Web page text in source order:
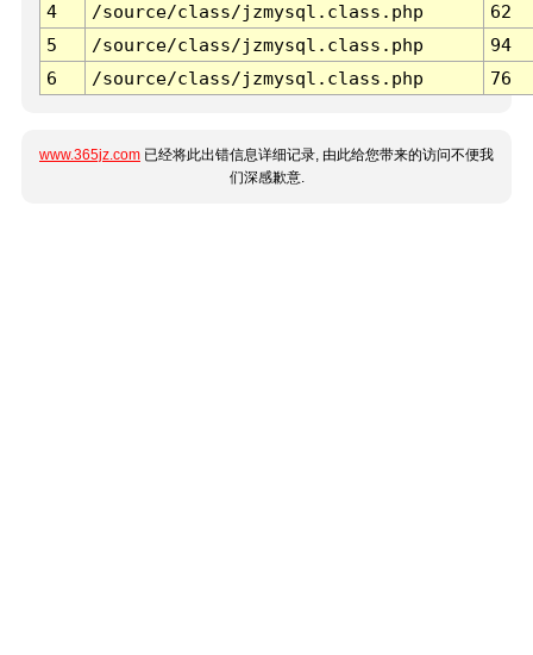
4
/source/class/jzmysql.class.php
62
5
/source/class/jzmysql.class.php
94
6
/source/class/jzmysql.class.php 76
www.365jz.com 已经将此出错信息详细记录, 由此给您带来的访问不便我
们深感歉意.